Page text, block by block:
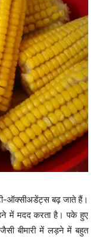
ऑक्सीअडेंट्स बढ़ जाते हैं।
में मदद करता है। पके हुए
बीमारी में लड़ने में बहुत